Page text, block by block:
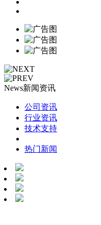
News新闻资讯
公司资讯
行业资讯
技术支持
热门新闻